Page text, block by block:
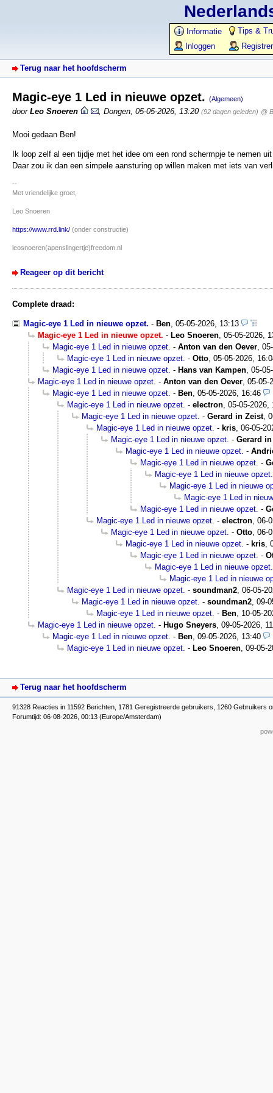
Informatie
Tips &
Inloggen
Terug naar het hoofdscherm
Magic-eye 1 Led in nieuwe opzet. (Algemeen)
door Leo Snoeren Dongen 05-05-2026, 13:20 (92 dagen geleden) @
Mooi gedaan Ben!
Ik loop zelf al een tijdje met het idee om een rond schermpje te nemen
Daar zou ik dan een simpele aansturing op willen maken met iets van
--
Met vriendelijke groet,
Leo Snoeren
https://www.rrd.link/ (onder constructie)
leosnoeren(apenslingertje)freedom.nl
Reageer op dit bericht
Complete draad:
Magic-eye 1 Led in nieuwe opzet. - Ben, 05-05-2026, 13:13
Magic-eye 1 Led in nieuwe opzet. - Leo Snoeren, 05-05-2026,
Magic-eye 1 Led in nieuwe opzet. - Anton van den Oever,
Magic-eye 1 Led in nieuwe opzet. - Otto, 05-05-2026,
Magic-eye 1 Led in nieuwe opzet. - Hans van Kampen, 05-
Magic-eye 1 Led in nieuwe opzet. - Anton van den Oever, 05-05-
Magic-eye 1 Led in nieuwe opzet. - Ben, 05-05-2026, 16:46
Magic-eye 1 Led in nieuwe opzet. - electron, 05-05-2026,
Magic-eye 1 Led in nieuwe opzet. - Gerard in Zeist,
Magic-eye 1 Led in nieuwe opzet. - kris, 06-05-
Magic-eye 1 Led in nieuwe opzet. - Gerard
Magic-eye 1 Led in nieuwe opzet. -
Magic-eye 1 Led in nieuwe opzet. -
Magic-eye 1 Led in nieuwe opzet.
Magic-eye 1 Led in nieuwe
Magic-eye 1 Led in
Magic-eye 1 Led in nieuwe opzet. -
Magic-eye 1 Led in nieuwe opzet. - electron, 06-
Magic-eye 1 Led in nieuwe opzet. - Otto, 06-
Magic-eye 1 Led in nieuwe opzet. - kris,
Magic-eye 1 Led in nieuwe opzet. -
Magic-eye 1 Led in nieuwe opzet.
Magic-eye 1 Led in nieuwe
Magic-eye 1 Led in nieuwe opzet. - soundman2, 06-05-
Magic-eye 1 Led in nieuwe opzet. - soundman2, 09-
Magic-eye 1 Led in nieuwe opzet. - Ben, 10-05-
Magic-eye 1 Led in nieuwe opzet. - Hugo Sneyers, 09-05-2026,
Magic-eye 1 Led in nieuwe opzet. - Ben, 09-05-2026, 13:40
Magic-eye 1 Led in nieuwe opzet. - Leo Snoeren, 09-05-
Terug naar het hoofdscherm
91328 Reacties in 11592 Berichten, 1781 Geregistreerde gebruikers, 1260 Gebruikers
Forumtijd: 06-08-2026, 00:13 (Europe/Amsterdam)